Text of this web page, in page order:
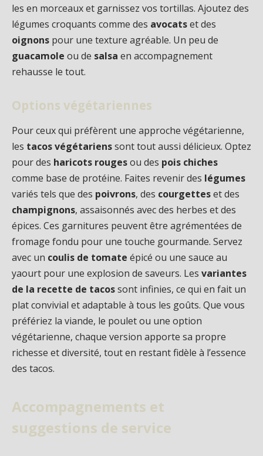
les en morceaux et garnissez vos tortillas. Ajoutez des
légumes croquants comme des avocatset des
oignons pour une texture agréable. Un peu de
guacamole ou de salsa en accompagnement
rehausse le tout.
Options végétariennes
Pour ceux qui préfèrent une approche végétarienne,
les tacos végétarienssont tout aussi délicieux. Optez
pour des haricots rougesou des pois chiches
comme base de protéine. Faites revenir des légumes
variés tels que des poivrons, des courgetteset des
champignons, assaisonnés avec des herbes et des
épices. Ces garnitures peuvent être agrémentées de
fromage fondu pour une touche gourmande. Servez
avec un coulis de tomate épicé ou une sauce au
yaourt pour une explosion de saveurs. Les variantes
de la recette de tacossont infinies, ce qui en fait un
plat convivial et adaptable à tous les goûts. Que vous
préfériez la viande, le poulet ou une option
végétarienne, chaque version apporte sa propre
richesse et diversité, tout en restant fidèle à l’essence
des tacos.
Accompagnements et
suggestions de service